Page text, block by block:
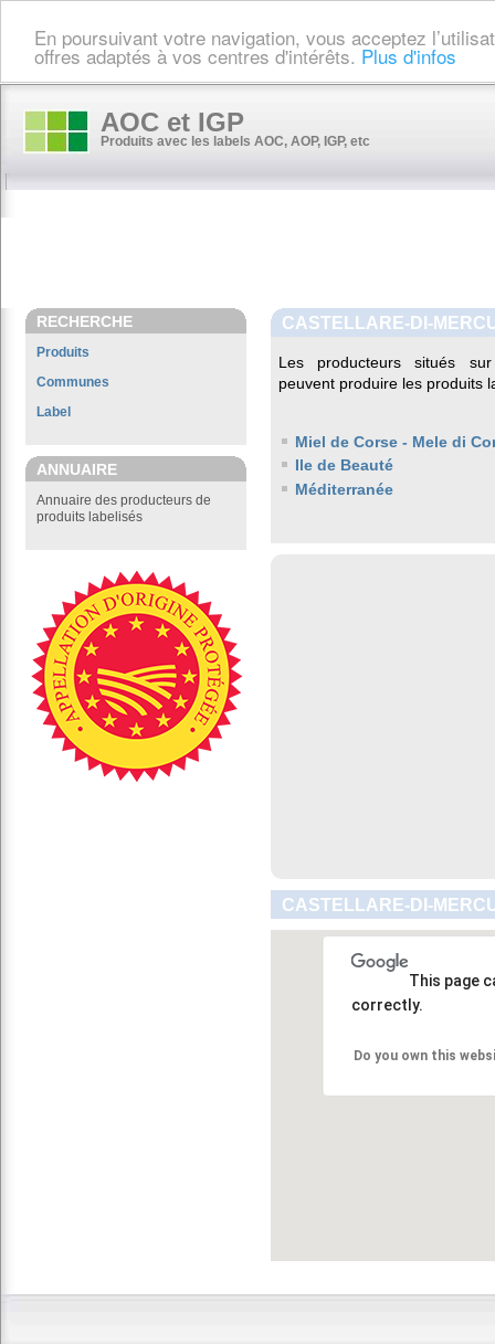
En poursuivant votre navigation, vous acceptez
offres adaptés à vos centres d'intérêts. Plus d'infos
AOC et IGP
Produits avec les labels AOC, AOP, IGP, etc
RECHERCHE
Produits
Communes
Label
ANNUAIRE
Annuaire des producteurs de
produits labelisés
CASTELLARE-DI-
Les producteurs situés
peuvent produire les produits
Miel de Corse - Mele di
Ile de Beauté
Méditerranée
CASTELLARE-DI-
This page
correctly.
Do you own this